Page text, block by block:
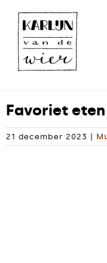
naar
inhoud
Favoriet
21 december 2023